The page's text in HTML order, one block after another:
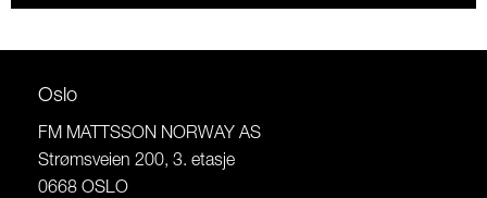
Oslo
FM MATTSSON NORWAY AS
Strømsveien 200, 3. etasje
0668 OSLO